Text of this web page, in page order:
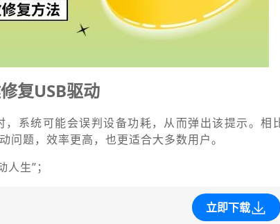
复USB驱动
，系统可能会误判设备功耗，从而弹出该提示。相
问题，效率更高，也更适合大多数用户。
生”；
立即下载